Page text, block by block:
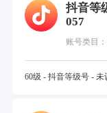
抖音等
057
账号类目
60级 - 抖音等级号 - 未